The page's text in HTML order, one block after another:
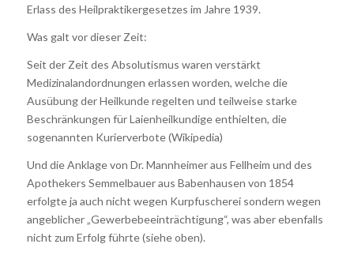
Erlass des Heilpraktikergesetzes im Jahre 1939.
Was galt vor dieser Zeit:
Seit der Zeit des Absolutismus waren verstärkt
Medizinalandordnungen erlassen worden, welche die
Ausübung der Heilkunde regelten und teilweise starke
Beschränkungen für Laienheilkundige enthielten, die
sogenannten Kurierverbote (Wikipedia)
Und die Anklage von Dr. Mannheimer aus Fellheim und des
Apothekers Semmelbauer aus Babenhausen von 1854
erfolgte ja auch nicht wegen Kurpfuscherei sondern wegen
angeblicher „Gewerbebeeinträchtigung“, was aber ebenfalls
nicht zum Erfolg führte (siehe oben).